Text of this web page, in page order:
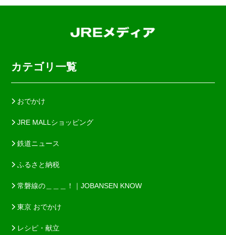
カテゴリ一覧
おでかけ
JRE MALLショッピング
鉄道ニュース
ふるさと納税
常磐線の＿＿＿！｜JOBANSEN KNOW
東京 おでかけ
レシピ・献立